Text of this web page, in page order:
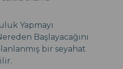
Yapmayı
Başlayacağını
bir seyahat